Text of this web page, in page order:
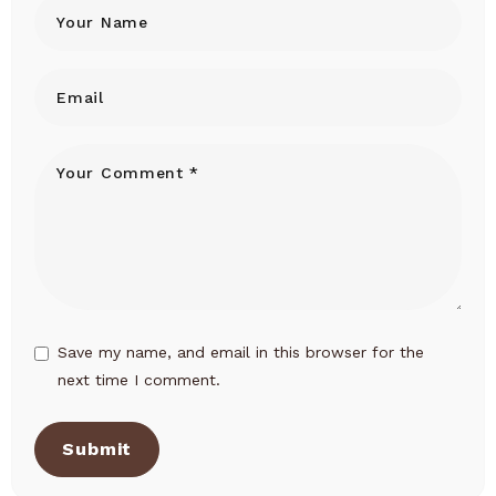
Save my name, and email in this browser for the
next time I comment.
Submit